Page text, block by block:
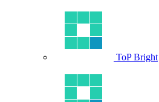
ToP Bright